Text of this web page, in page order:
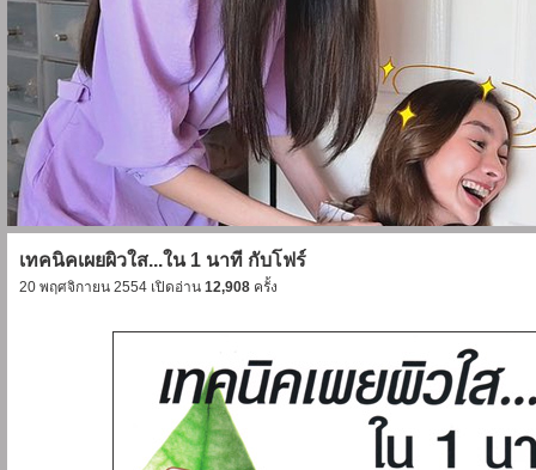
เทคนิคเผยผิวใส...ใน 1 นาที กับโฟร์
20 พฤศจิกายน 2554 เปิดอ่าน 12,908 ครั้ง